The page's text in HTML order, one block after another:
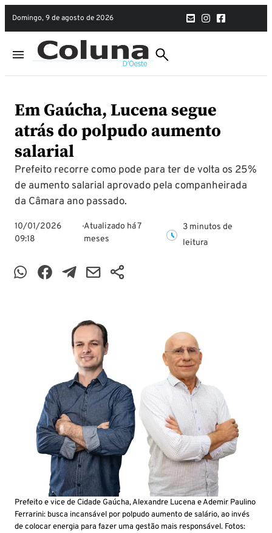
domingo, 9 de agosto de 2026
Em Gaúcha, Lucena segue
atrás do polpudo aumento
salarial
Prefeito recorre como pode para ter de volta os 25%
de aumento salarial aprovado pela companheirada
da Câmara ano passado.
10/01/2026
09:18
Atualizado há 7
meses
3 minutos de
leitura
Prefeito e vice de Cidade Gaúcha, Alexandre Lucena e Ademir Paulino
Ferrarini: busca incansável por polpudo aumento de salário, ao invés
de colocar energia para fazer uma gestão mais responsável. Fotos: